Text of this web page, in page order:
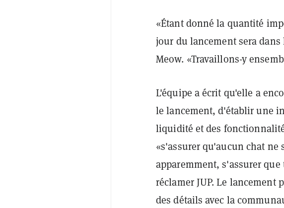
«Étant donné la quantité
jour du lancement sera dans
Meow. «Travaillons-y
L'équipe a écrit qu'elle a
le lancement, d'établir une
liquidité et des
«s'assurer qu'aucun chat ne
apparemment, s'assurer
réclamer JUP. Le
des détails avec la